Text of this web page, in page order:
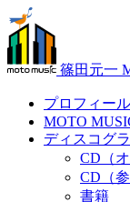
篠田元一
プロフィール
MOTO
ディスコグ
CD（
CD（参
書籍